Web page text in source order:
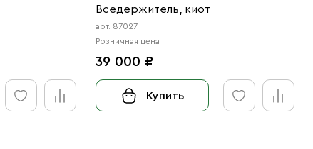
Вседержитель, киот
арт. 87027
Розничная цена
39 000 ₽
Купить